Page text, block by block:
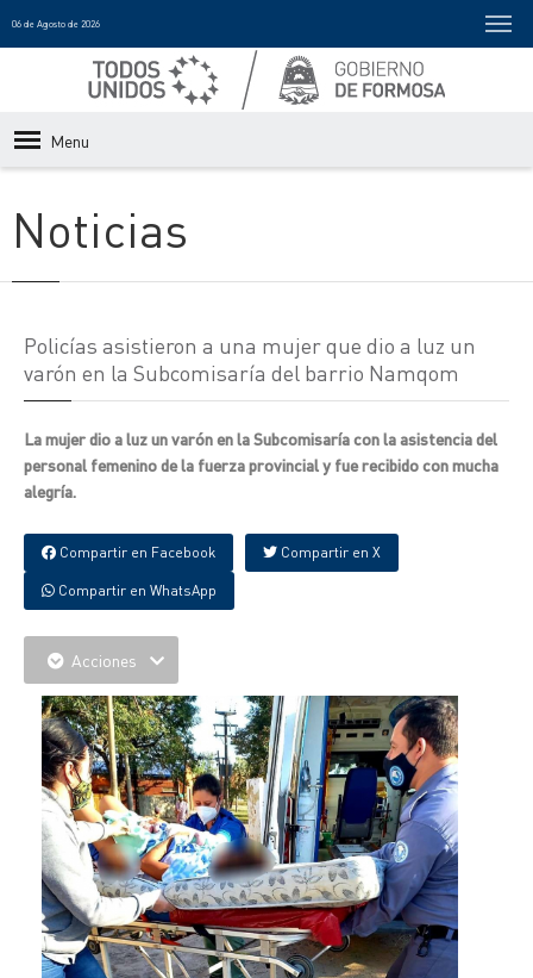
06 de Agosto de 2026
Menu
Noticias
Policías asistieron a una mujer que dio a luz un
varón en la Subcomisaría del barrio Namqom
La mujer dio a luz un varón en la Subcomisaría con la asistencia del
personal femenino de la fuerza provincial y fue recibido con mucha
alegría.
Compartir en Facebook Compartir en X
Compartir en WhatsApp
Acciones